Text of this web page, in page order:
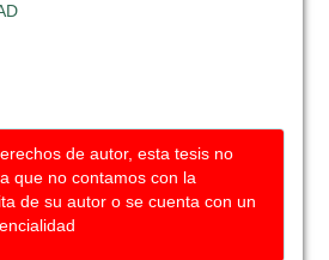
de autor, esta tesis no
que no contamos con la
de su autor o se cuenta con un